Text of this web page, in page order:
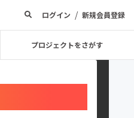
ログイン / 新規会員登録
プロジェクトをさがす